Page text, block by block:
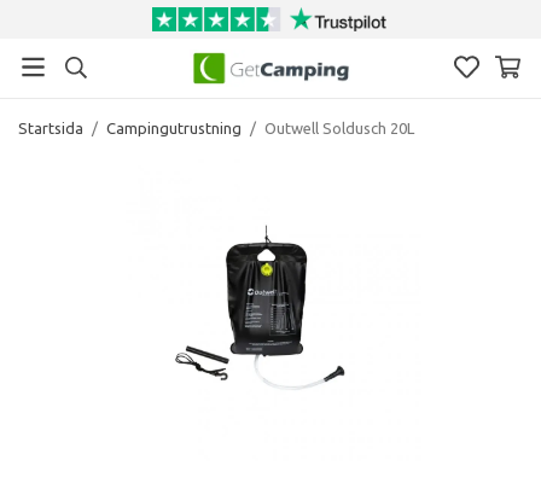
Startsida / Campingutrustning / Outwell Soldusch 20L